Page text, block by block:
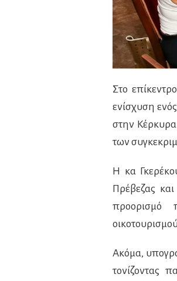
Στο
ενίσχυση
στην Κέρκυρα
των
Η κα
Πρέβεζας
προορισμό
Ακόμα,
τονίζοντας